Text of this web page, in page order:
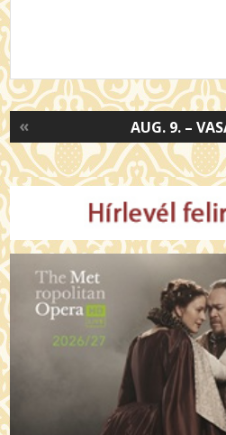
AUG. 9. –
«